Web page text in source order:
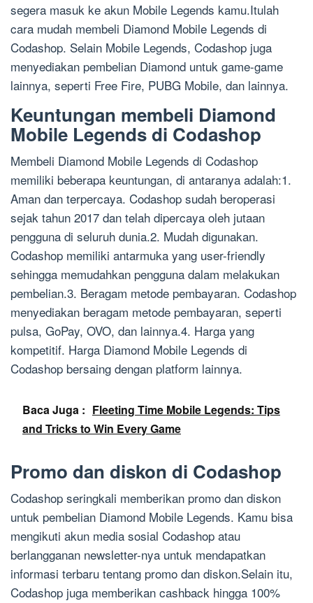
segera masuk ke akun Mobile Legends kamu.Itulah
cara mudah membeli Diamond Mobile Legends di
Codashop. Selain Mobile Legends, Codashop juga
menyediakan pembelian Diamond untuk game-game
lainnya, seperti Free Fire, PUBG Mobile, dan lainnya.
Keuntungan membeli Diamond
Mobile Legends di Codashop
Membeli Diamond Mobile Legends di Codashop
memiliki beberapa keuntungan, di antaranya adalah:1.
Aman dan terpercaya. Codashop sudah beroperasi
sejak tahun 2017 dan telah dipercaya oleh jutaan
pengguna di seluruh dunia.2. Mudah digunakan.
Codashop memiliki antarmuka yang user-friendly
sehingga memudahkan pengguna dalam melakukan
pembelian.3. Beragam metode pembayaran. Codashop
menyediakan beragam metode pembayaran, seperti
pulsa, GoPay, OVO, dan lainnya.4. Harga yang
kompetitif. Harga Diamond Mobile Legends di
Codashop bersaing dengan platform lainnya.
Baca Juga : Fleeting Time Mobile Legends: Tips
and Tricks to Win Every Game
Promo dan diskon di Codashop
Codashop seringkali memberikan promo dan diskon
untuk pembelian Diamond Mobile Legends. Kamu bisa
mengikuti akun media sosial Codashop atau
berlangganan newsletter-nya untuk mendapatkan
informasi terbaru tentang promo dan diskon.Selain itu,
Codashop juga memberikan cashback hingga 100%